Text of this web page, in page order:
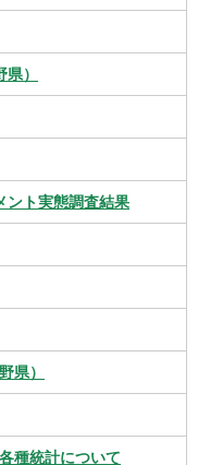
）
ント実態調査結果
県）
種統計について